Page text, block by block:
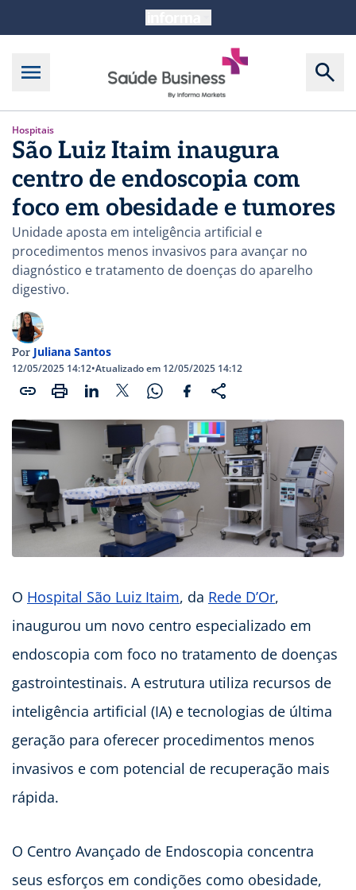
Hospitais
São Luiz Itaim inaugura
centro de endoscopia com
foco em obesidade e tumores
Unidade aposta em inteligência artificial e
procedimentos menos invasivos para avançar no
diagnóstico e tratamento de doenças do aparelho
digestivo.
Por Juliana Santos
12/05/2025 14:12•Atualizado em 12/05/2025 14:12
O Hospital São Luiz Itaim, da Rede D’Or,
inaugurou um novo centro especializado em
endoscopia com foco no tratamento de doenças
gastrointestinais. A estrutura utiliza recursos de
inteligência artificial (IA) e tecnologias de última
geração para oferecer procedimentos menos
invasivos e com potencial de recuperação mais
rápida.
O Centro Avançado de Endoscopia concentra
seus esforços em condições como obesidade,